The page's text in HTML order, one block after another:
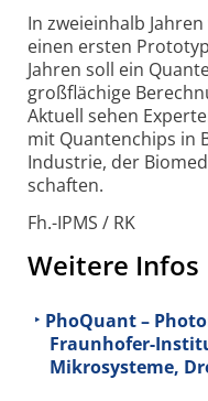
In zweieinhalb
einen ersten
Jahren soll ein
groß­flächige
Aktuell sehen
mit Quantenchips in
Industrie, der
schaften.
Fh.-IPMS / RK
Weitere Infos
PhoQuant –
Fraunhofer-
Mikrosysteme,